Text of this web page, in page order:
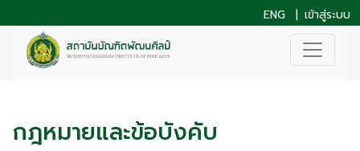
ENG | เข้าสู่ระบบ
กฎหมายและข้อบังคับ